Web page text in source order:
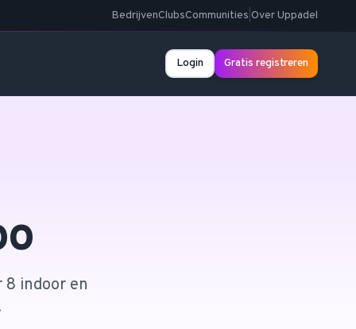
BedrijvenClubsCommunities Over Uppadel
Login Gratis registreren
8 indoor en